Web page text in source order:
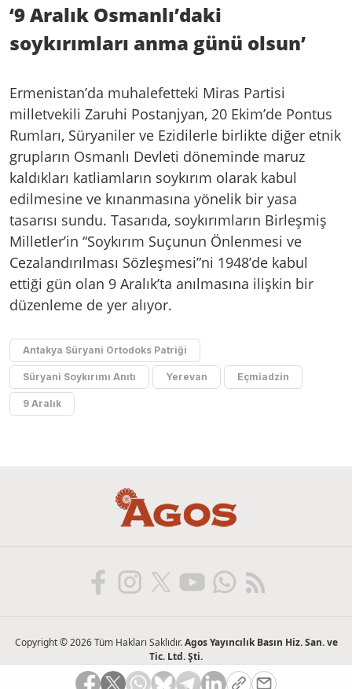
‘9 Aralık Osmanlı’daki
soykırımları anma günü olsun’
Ermenistan’da muhalefetteki Miras Partisi
milletvekili Zaruhi Postanjyan, 20 Ekim’de Pontus
Rumları, Süryaniler ve Ezidilerle birlikte diğer etnik
grupların Osmanlı Devleti döneminde maruz
kaldıkları katliamların soykırım olarak kabul
edilmesine ve kınanmasına yönelik bir yasa
tasarısı sundu. Tasarıda, soykırımların Birleşmiş
Milletler’in “Soykırım Suçunun Önlenmesi ve
Cezalandırılması Sözleşmesi”ni 1948’de kabul
ettiği gün olan 9 Aralık’ta anılmasına ilişkin bir
düzenleme de yer alıyor.
Antakya Süryani Ortodoks Patriği
Süryani Soykırımı Anıtı Yerevan Eçmiadzin
9 Aralık
Copyright © 2026 Tüm Hakları Saklıdır.Agos Yayıncılık Basın Hiz. San. ve
Tic. Ltd. Şti.